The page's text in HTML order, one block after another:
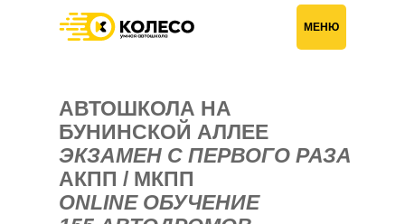
МЕНЮ
› Автошкола на Бунинской аллее
АВТОШКОЛА НА
БУНИНСКОЙ АЛЛЕЕ
ЭКЗАМЕН С ПЕРВОГО РАЗА
АКПП / МКПП
ONLINE ОБУЧЕНИЕ